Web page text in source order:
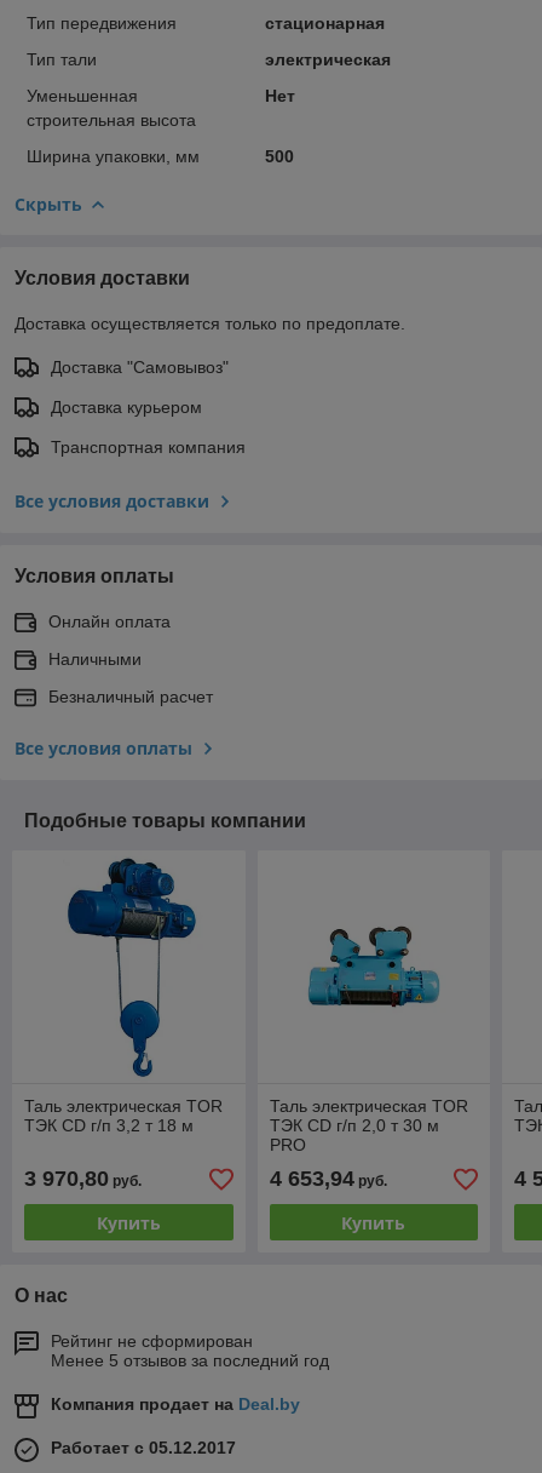
Тип передвижения
стационарная
Тип тали
электрическая
Уменьшенная
строительная высота
Нет
Ширина упаковки, мм 500
Скрыть
Условия доставки
Доставка осуществляется только по предоплате.
Доставка "Самовывоз"
Доставка курьером
Транспортная компания
Все условия доставки
Условия оплаты
Онлайн оплата
Наличными
Безналичный расчет
Все условия оплаты
Подобные товары компании
Таль электрическая TOR
ТЭК CD г/п 3,2 т 18 м
3 970,80 руб.
Купить
Таль электрическая TOR
ТЭК CD г/п 2,0 т 30 м
PRO
4 653,94руб.
Купить
4
О нас
Рейтинг не сформирован
Менее 5 отзывов за последний год
Компания продает на Deal.by
Работает с 05.12.2017